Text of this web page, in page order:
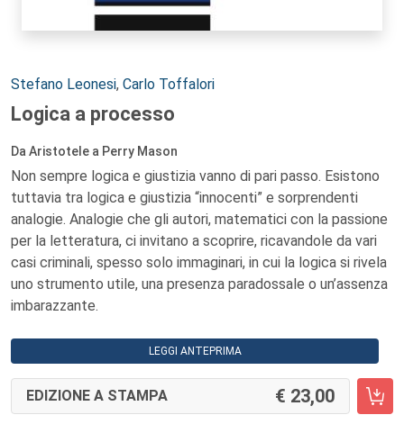
Autori:
Stefano Leonesi, Carlo Toffalori
Logica a processo
Da Aristotele a Perry Mason
Non sempre logica e giustizia vanno di pari passo. Esistono
tuttavia tra logica e giustizia “innocenti” e sorprendenti
analogie. Analogie che gli autori, matematici con la passione
per la letteratura, ci invitano a scoprire, ricavandole da vari
casi criminali, spesso solo immaginari, in cui la logica si rivela
uno strumento utile, una presenza paradossale o un’assenza
imbarazzante.
LEGGI ANTEPRIMA
EDIZIONE A STAMPA 23,00